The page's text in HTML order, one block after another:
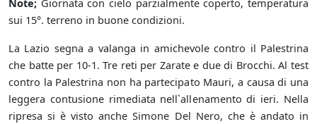
Note; Giornata con cielo parzialmente coperto, temperatura
sui 15°. terreno in buone condizioni.
La Lazio segna a valanga in amichevole contro il Palestrina
che batte per 10-1. Tre reti per Zarate e due di Brocchi. Al test
contro la Palestrina non ha partecipato Mauri, a causa di una
leggera contusione rimediata nell`allenamento di ieri. Nella
ripresa si è visto anche Simone Del Nero, che è andato in